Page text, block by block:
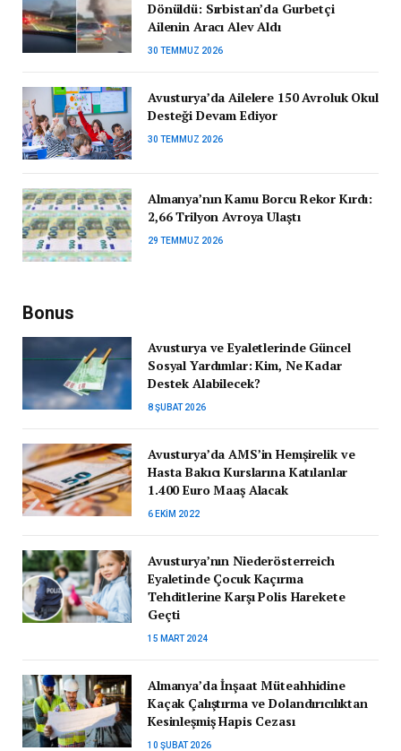
Dönüldü: Sırbistan’da Gurbetçi
Ailenin Aracı Alev Aldı
30 TEMMUZ 2026
Avusturya’da Ailelere 150 Avroluk Okul
Desteği Devam Ediyor
30 TEMMUZ 2026
Almanya’nın Kamu Borcu Rekor Kırdı:
2,66 Trilyon Avroya Ulaştı
29 TEMMUZ 2026
Bonus
Avusturya ve Eyaletlerinde Güncel
Sosyal Yardımlar: Kim, Ne Kadar
Destek Alabilecek?
8 ŞUBAT 2026
Avusturya’da AMS’in Hemşirelik ve
Hasta Bakıcı Kurslarına Katılanlar
1.400 Euro Maaş Alacak
6 EKIM 2022
Avusturya’nın Niederösterreich
Eyaletinde Çocuk Kaçırma
Tehditlerine Karşı Polis Harekete
Geçti
15 MART 2024
Almanya’da İnşaat Müteahhidine
Kaçak Çalıştırma ve Dolandırıcılıktan
Kesinleşmiş Hapis Cezası
10 ŞUBAT 2026